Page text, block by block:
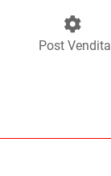
Post Vendita